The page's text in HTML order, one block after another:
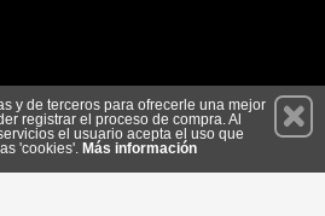
Suscríbete
y de terceros para ofrecerle una mejor
registrar el proceso de compra. Al
el usuario acepta el uso que
'cookies'. Más información